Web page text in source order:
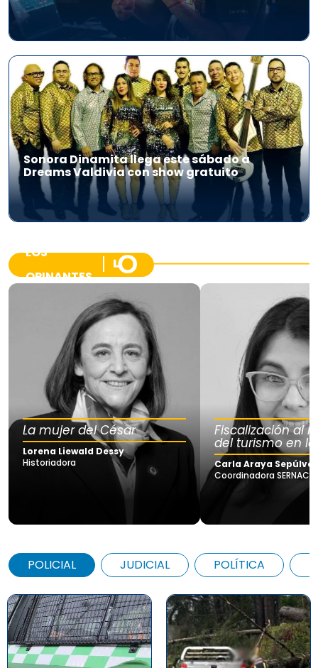
Sonora Dinamita llega este sábado a
Dreams Valdivia con show gratuito
LOS
OPINANTES
La mujer del César
Lorena Liewald Dessy
Historiadora
Fiscalización al
del turismo en
Carla Araya
Coordinadora SERNAC
POLICIAL JUDICIAL POLÍTICA